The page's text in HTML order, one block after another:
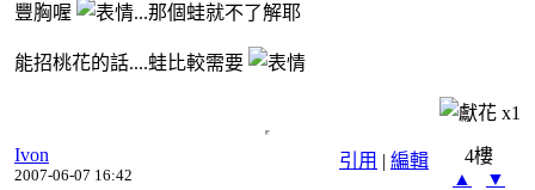
豐胸喔 ...那個蛙就不了解耶
能招桃花的話....蛙比較需要
x1
引用 | 編輯
Ivon
2007-06-07 16:42
4樓
▲
▼